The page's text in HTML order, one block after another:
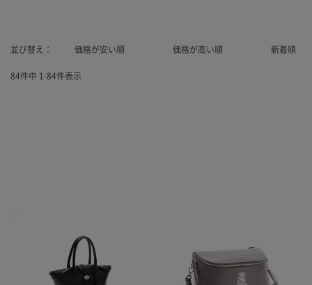
並び替え 価格が安い順 価格が高い順 新着順
84件中 1-84件表示